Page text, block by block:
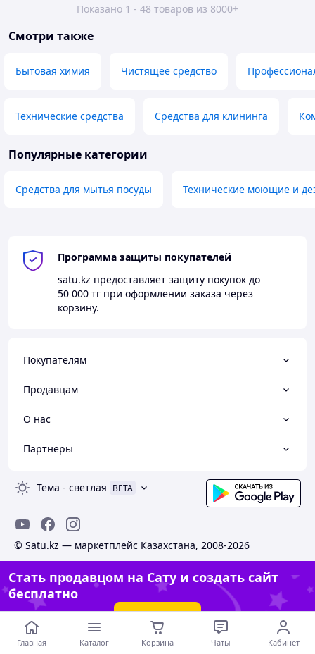
Показано 1 - 48 товаров из 8000+
Смотри также
Бытовая химия Чистящее средство
Технические средства Средства для клининга
Популярные категории
Средства для мытья посуды Технические моющие и
Программа защиты покупателей
satu.kz предоставляет защиту покупок до
50 000 тг при оформлении заказа через
корзину.
Покупателям
Продавцам
О нас
Партнеры
Тема - светлая BETA
© Satu.kz — маркетплейс Казахстана, 2008-2026
Стать продавцом на Сату и создать сайт
бесплатно
Создать сайт
Главная Каталог Корзина Чаты Кабинет